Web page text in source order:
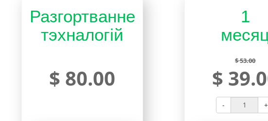
Разгортванне
тэхналогій
$ 80.00
1
$ 53.00
$
- +